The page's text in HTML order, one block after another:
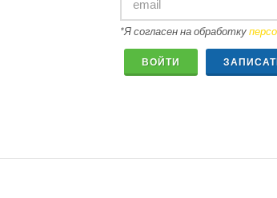
*Я согласен на обработку
ВОЙТИ